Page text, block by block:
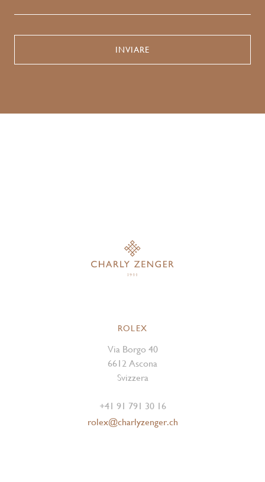
ROLEX
Via Borgo 40
6612 Ascona
Svizzera
+41 91 791 30 16
rolex@charlyzenger.ch